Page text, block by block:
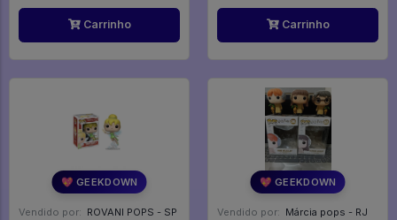
Carrinho Carrinho
💖 GEEKDOWN
Vendido por: ROVANI POPS - SP
💖 GEEKDOWN
Vendido por: Márcia pops - RJ